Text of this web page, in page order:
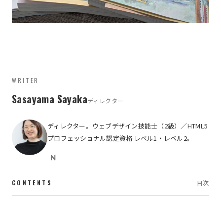
WRITER
Sasayama Sayakaディレクター
ディレクター。ウェブデザイン技能士（2級）／HTML5
プロフェッショナル認定資格 レベル1・レベル2。
CONTENTS 目次